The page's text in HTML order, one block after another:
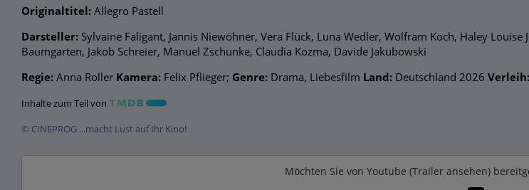
Originaltitel: Allegro Pastell
Darsteller: Sylvaine Faligant, Jannis Niewöhner, Vera Flück, Luna Wedler, Wolfram Koch, Haley
Baumgarten, Jakob Schreier, Manuel Zschunke, Claudia Kozma, Davide Jakubowski
Regie: Anna Roller Kamera: Felix Pflieger; Genre: Drama, Liebesfilm Land: Deutschland 2026 Verleih:
Inhalte zum Teil von
© CINEPROG ...macht Lust auf Ihr Kino!
Möchten Sie von Youtube (Trailer ansehen)